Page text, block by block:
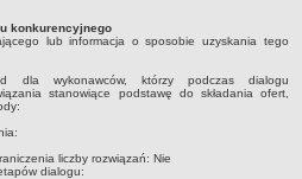
konkurencyjnego
lub informacja o sposobie uzyskania tego
dla wykonawców, którzy podczas dialogu
stanowiące podstawę do składania ofert,
liczby rozwiązań:Nie
dialogu: